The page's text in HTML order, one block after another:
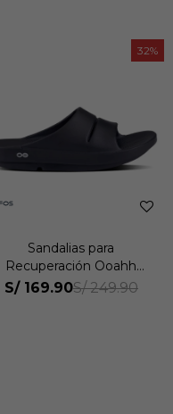
32
Sandalias para
Recuperación Ooahh
Unisex
S/ 169.90S/ 249.90